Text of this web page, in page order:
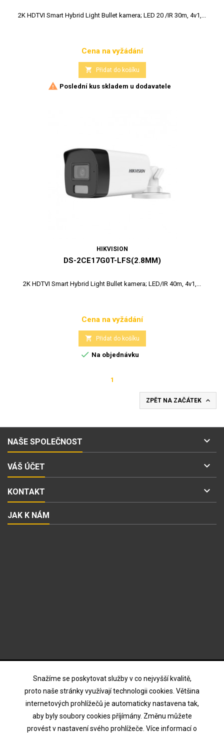
Snažíme se poskytovat služby v co nejvyšší kvalitě,
proto naše stránky využívají technologii cookies. Většina
internetových prohlížečů je automaticky nastavena tak,
aby byly soubory cookies příjímány. Změnu můžete
provést v nastavení svého prohlížeče. Více informací o
2K HDTVI Smart Hybrid Light Bullet kamera; LED 20 /IR 30m, 4v1,...
Cena
Cena na vyžádání
 Přidat do košíku
 Poslední kus skladem u dodavatele
HIKVISION
DS-2CE17G0T-LFS(2.8MM)
2K HDTVI Smart Hybrid Light Bullet kamera; LED/IR 40m, 4v1,...
Cena
Cena na vyžádání
 Přidat do košíku
 Na objednávku
1
ZPĚT NA ZAČÁTEK 
NAŠE SPOLEČNOST 
VÁŠ ÚČET 
KONTAKT 
JAK K NÁM
Souhlasím s podmínkami a zásadami ochrany osobních
údajů